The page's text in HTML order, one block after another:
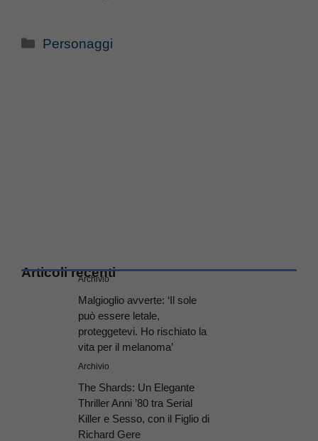
Categorie
Personaggi
Articoli recenti
Archivio
Malgioglio avverte: ‘Il sole
può essere letale,
proteggetevi. Ho rischiato la
vita per il melanoma’
Archivio
The Shards: Un Elegante
Thriller Anni ’80 tra Serial
Killer e Sesso, con il Figlio di
Richard Gere